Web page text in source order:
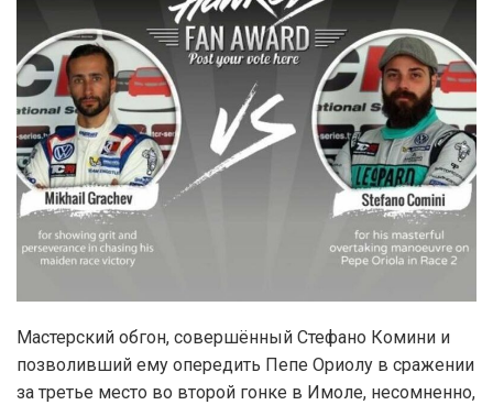
Мастерский обгон, совершённый Стефано Комини и
позволивший ему опередить Пепе Ориолу в сражении
за третье место во второй гонке в Имоле, несомненно,